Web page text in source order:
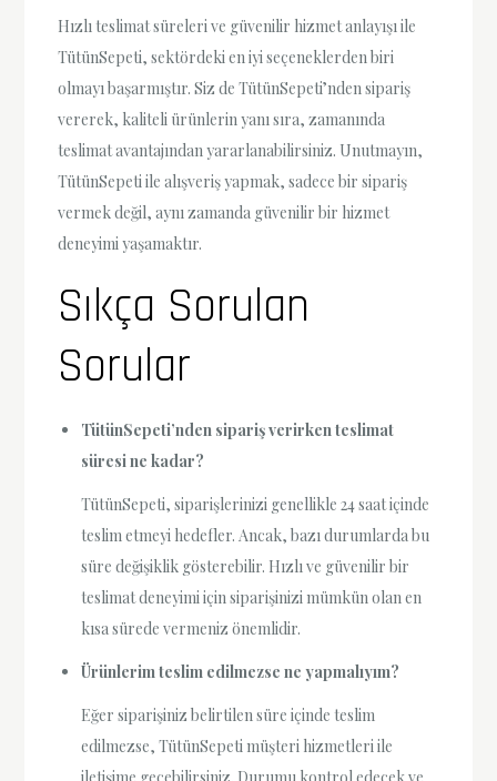
Hızlı teslimat süreleri ve güvenilir hizmet anlayışı ile
TütünSepeti, sektördeki en iyi seçeneklerden biri
olmayı başarmıştır. Siz de TütünSepeti’nden sipariş
vererek, kaliteli ürünlerin yanı sıra, zamanında
teslimat avantajından yararlanabilirsiniz. Unutmayın,
TütünSepeti ile alışveriş yapmak, sadece bir sipariş
vermek değil, aynı zamanda güvenilir bir hizmet
deneyimi yaşamaktır.
Sıkça Sorulan
Sorular
TütünSepeti’nden sipariş verirken teslimat
süresi ne kadar?
TütünSepeti, siparişlerinizi genellikle 24 saat içinde
teslim etmeyi hedefler. Ancak, bazı durumlarda bu
süre değişiklik gösterebilir. Hızlı ve güvenilir bir
teslimat deneyimi için siparişinizi mümkün olan en
kısa sürede vermeniz önemlidir.
Ürünlerim teslim edilmezse ne yapmalıyım?
Eğer siparişiniz belirtilen süre içinde teslim
edilmezse, TütünSepeti müşteri hizmetleri ile